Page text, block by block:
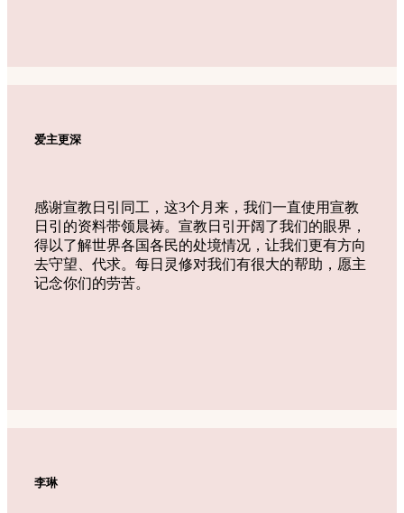
爱主更深
感谢宣教日引同工，这3个月来，我们一直使用宣教
日引的资料带领晨祷。宣教日引开阔了我们的眼界，
得以了解世界各国各民的处境情况，让我们更有方向
去守望、代求。每日灵修对我们有很大的帮助，愿主
记念你们的劳苦。
李琳